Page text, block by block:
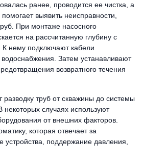
ранее, проводится ее чистка, а
выявить неисправности,
При монтаже насосного
на рассчитанную глубину с
К нему подключают кабели
Затем устанавливают
возвратного течения
труб от скважины до системы
случаях используют
от внешних факторов.
которая отвечает за
устройства, поддержание давления,